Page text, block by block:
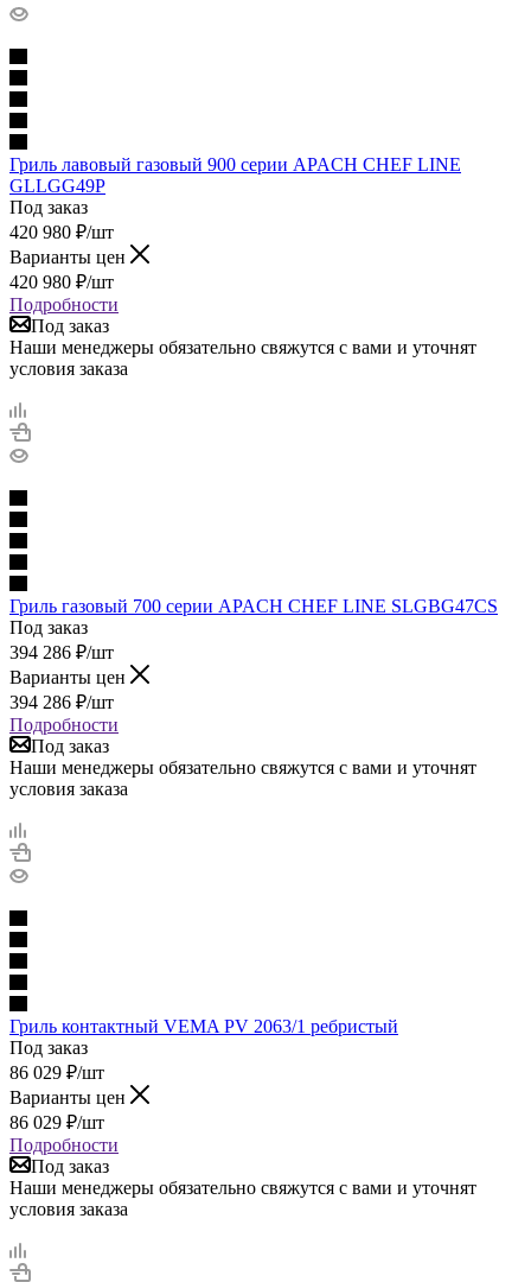
Гриль лавовый газовый 900 серии APACH CHEF LINE
GLLGG49P
Под заказ
420 980 ₽/шт
Варианты цен
420 980 ₽/шт
Подробности
Под заказ
Наши менеджеры обязательно свяжутся с вами и уточнят
условия заказа
Гриль газовый 700 серии APACH CHEF LINE SLGBG47CS
Под заказ
394 286 ₽/шт
Варианты цен
394 286 ₽/шт
Подробности
Под заказ
Наши менеджеры обязательно свяжутся с вами и уточнят
условия заказа
Гриль контактный VEMA PV 2063/1 ребристый
Под заказ
86 029 ₽/шт
Варианты цен
86 029 ₽/шт
Подробности
Под заказ
Наши менеджеры обязательно свяжутся с вами и уточнят
условия заказа